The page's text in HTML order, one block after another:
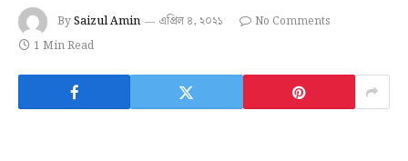
BySaizul Amin এপ্রিল ৪, ২০২১
No Comments
1 Min Read